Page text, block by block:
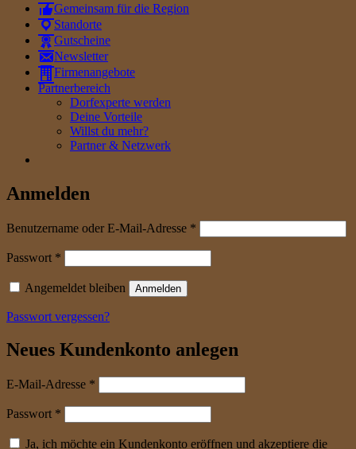
Gemeinsam für die Region
Standorte
Gutscheine
Newsletter
Firmenangebote
Partnerbereich
Dorfexperte werden
Deine Vorteile
Willst du mehr?
Partner & Netzwerk
Anmelden
Benutzername oder E-Mail-Adresse *
Passwort *
Angemeldet bleiben Anmelden
Passwort vergessen?
Neues Kundenkonto anlegen
E-Mail-Adresse *
Passwort *
Ja, ich möchte ein Kundenkonto eröffnen und akzeptiere die